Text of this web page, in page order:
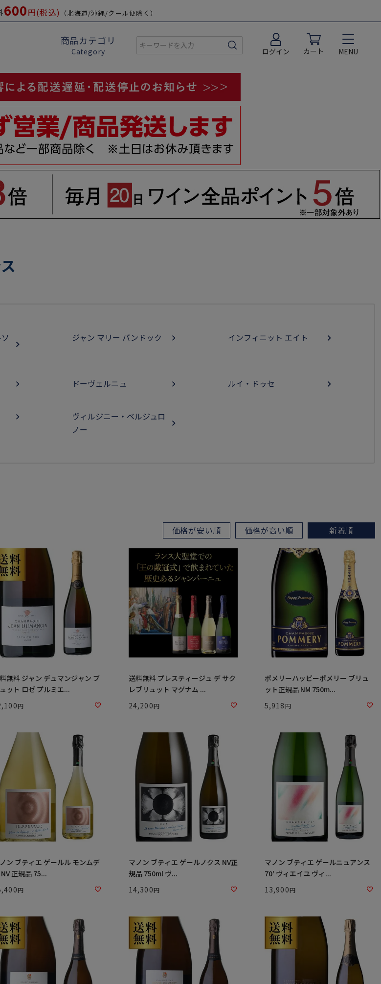
600円(税込) （北海道/沖縄/クール便除く）
商品カテゴリ
Category ログイン カート MENU
ジャン マリー バンドック インフィニット エイト
ドーヴェルニュ ルイ・ドゥセ
ヴィルジニー・ベルジュロ
ノー
価格が安い順 価格が高い順 新着順
無料 ジャン デュマンジャン ブ
ット ロゼ プルミエ...
送料無料 プレスティージュ デ サク
レブリュット マグナム ...
24,200
ポメリーハッピーポメリー ブリュ
ット正規品 NM 750m...
5,918
ン ブティエ ゲールル モンムデ
ィ NV 正規品 75...
マノン ブティエ ゲールノクス NV正
規品 750ml ヴ...
14,300
マノン ブティエ ゲールニュアンス
70' ヴィエイユ ヴィ...
13,900